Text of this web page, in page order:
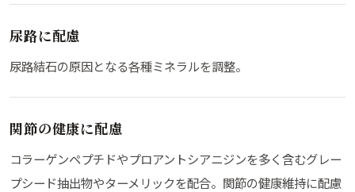
尿路に配慮
尿路結石の原因となる各種ミネラルを調整。
関節の健康に配慮
コラーゲンペプチドやプロアントシアニジンを多く含むグレー
プシード抽出物やターメリックを配合。関節の健康維持に配慮